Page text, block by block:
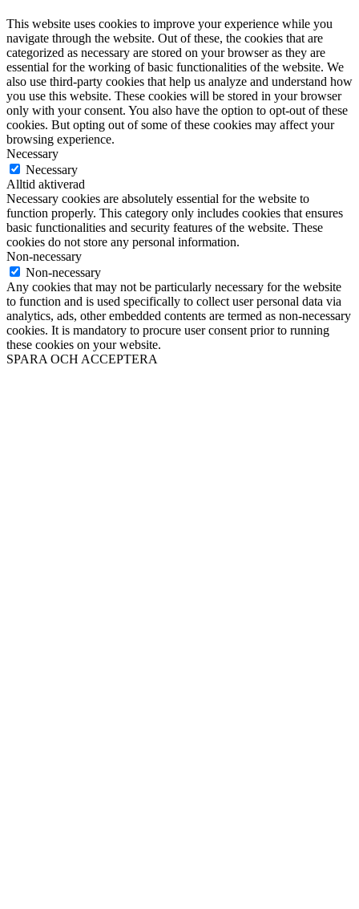
This website uses cookies to improve your experience while you
navigate through the website. Out of these, the cookies that are
categorized as necessary are stored on your browser as they are
essential for the working of basic functionalities of the website. We
also use third-party cookies that help us analyze and understand how
you use this website. These cookies will be stored in your browser
only with your consent. You also have the option to opt-out of these
cookies. But opting out of some of these cookies may affect your
browsing experience.
Necessary
Necessary
Alltid aktiverad
Necessary cookies are absolutely essential for the website to
function properly. This category only includes cookies that ensures
basic functionalities and security features of the website. These
cookies do not store any personal information.
Non-necessary
Non-necessary
Any cookies that may not be particularly necessary for the website
to function and is used specifically to collect user personal data via
analytics, ads, other embedded contents are termed as non-necessary
cookies. It is mandatory to procure user consent prior to running
these cookies on your website.
SPARA OCH ACCEPTERA